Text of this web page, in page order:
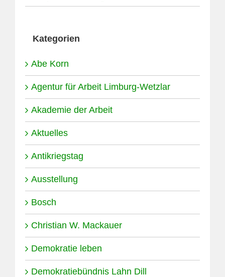
Kategorien
Abe Korn
Agentur für Arbeit Limburg-Wetzlar
Akademie der Arbeit
Aktuelles
Antikriegstag
Ausstellung
Bosch
Christian W. Mackauer
Demokratie leben
Demokratiebündnis Lahn Dill